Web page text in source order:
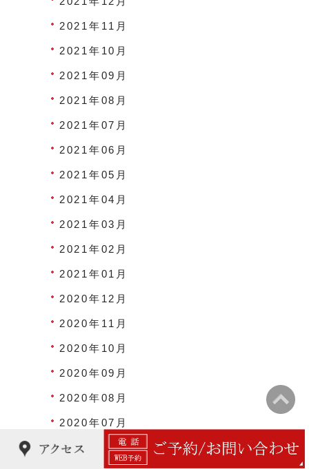
2021年11月
2021年10月
2021年09月
2021年08月
2021年07月
2021年06月
2021年05月
2021年04月
2021年03月
2021年02月
2021年01月
2020年12月
2020年11月
2020年10月
2020年09月
2020年08月
2020年07月
2020年06月